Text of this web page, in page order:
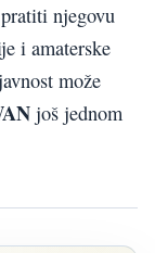
njegovu
i amaterske
može
još jednom